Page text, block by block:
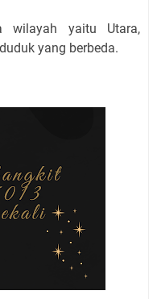
wilayah yaitu Utara,
yang berbeda.